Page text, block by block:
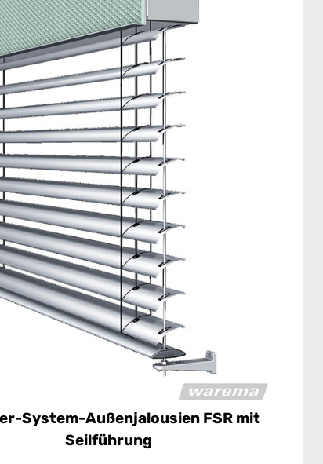
maximal 4000 mm
maximal 4000 mm
maximal 16 m²
Integration
Optik
System-Außenjalousien FSR mit
Seilführung